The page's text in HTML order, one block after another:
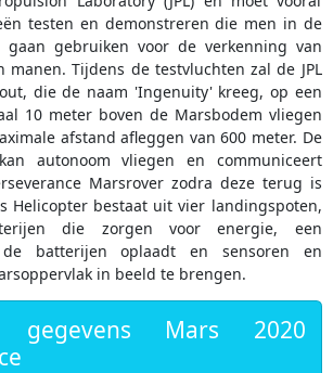
testen en demonstreren die men in de
gaan gebruiken voor de verkenning van
manen. Tijdens de testvluchten zal de JPL
die de naam 'Ingenuity' kreeg, op een
10 meter boven de Marsbodem vliegen
afstand afleggen van 600 meter. De
autonoom vliegen en communiceert
Marsrover zodra deze terug is
Helicopter bestaat uit vier landingspoten,
die zorgen voor energie, een
batterijen oplaadt en sensoren en
in beeld te brengen.
gegevens Mars 2020